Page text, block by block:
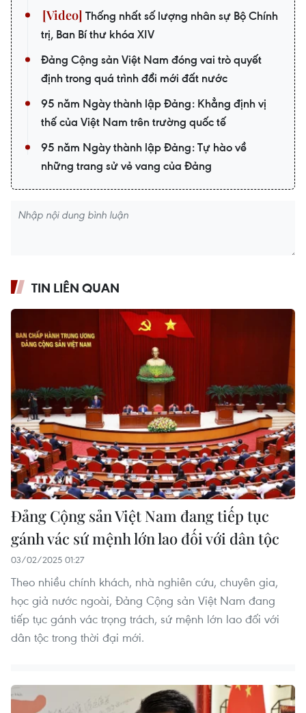
Thống nhất số lượng nhân sự Bộ Chính
trị, Ban Bí thư khóa XIV
Đảng Cộng sản Việt Nam đóng vai trò quyết
định trong quá trình đổi mới đất nước
95 năm Ngày thành lập Đảng: Khẳng định vị
thế của Việt Nam trên trường quốc tế
95 năm Ngày thành lập Đảng: Tự hào về
những trang sử vẻ vang của Đảng
TIN LIÊN QUAN
Đảng Cộng sản Việt Nam đang tiếp tục
gánh vác sứ mệnh lớn lao đối với dân tộc
03/02/2025 01:27
Theo nhiều chính khách, nhà nghiên cứu, chuyên gia,
học giả nước ngoài, Đảng Cộng sản Việt Nam đang
tiếp tục gánh vác trọng trách, sứ mệnh lớn lao đối với
dân tộc trong thời đại mới.